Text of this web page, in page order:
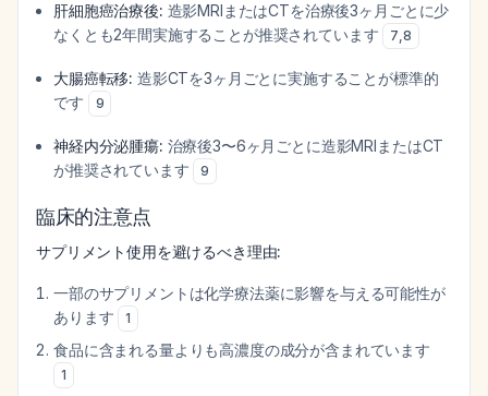
肝細胞癌治療後: 造影MRIまたはCTを治療後3ヶ月ごとに少
なくとも2年間実施することが推奨されています
7,8
大腸癌転移: 造影CTを3ヶ月ごとに実施することが標準的
です
9
神経内分泌腫瘍: 治療後3〜6ヶ月ごとに造影MRIまたはCT
が推奨されています
9
臨床的注意点
サプリメント使用を避けるべき理由:
一部のサプリメントは化学療法薬に影響を与える可能性が
あります
1
食品に含まれる量よりも高濃度の成分が含まれています
1